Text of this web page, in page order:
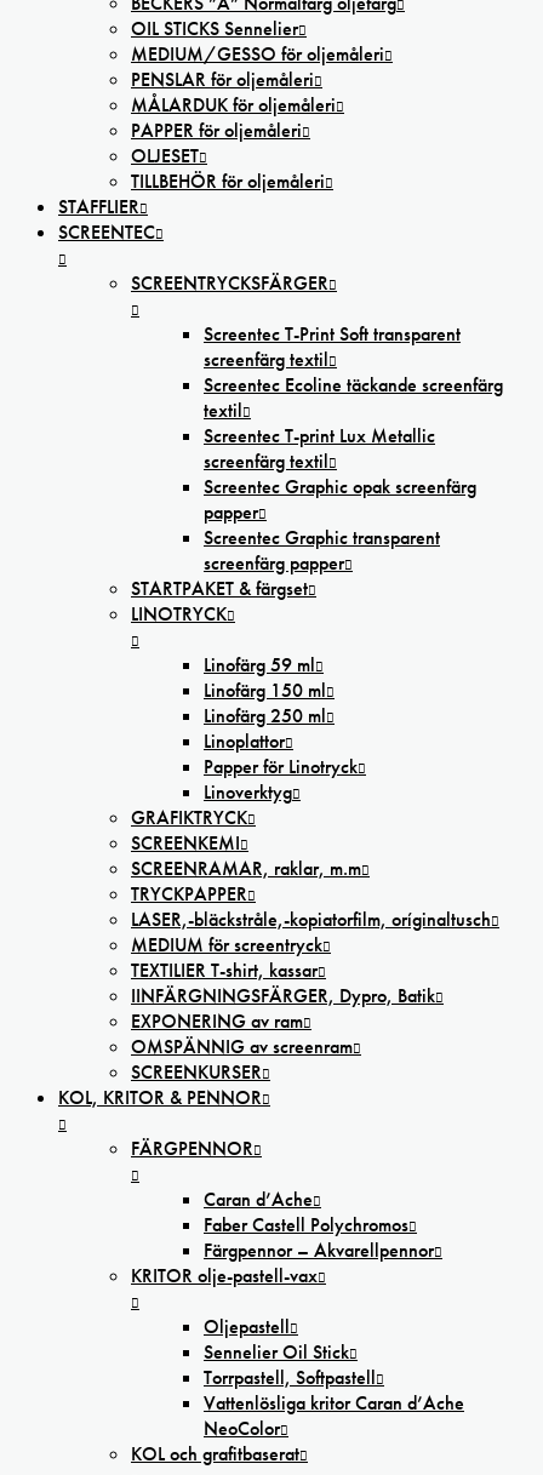
OIL STICKS Sennelier
MEDIUM/GESSO för oljemåleri
PENSLAR för oljemåleri
MÅLARDUK för oljemåleri
PAPPER för oljemåleri
OLJESET
TILLBEHÖR för oljemåleri
STAFFLIER
SCREENTEC
SCREENTRYCKSFÄRGER
Screentec T-Print Soft transparent
screenfärg textil
Screentec Ecoline täckande screenfärg
textil
Screentec T-print Lux Metallic
screenfärg textil
Screentec Graphic opak screenfärg
papper
Screentec Graphic transparent
screenfärg papper
STARTPAKET & färgset
LINOTRYCK
Linofärg 59 ml
Linofärg 150 ml
Linofärg 250 ml
Linoplattor
Papper för Linotryck
Linoverktyg
GRAFIKTRYCK
SCREENKEMI
SCREENRAMAR, raklar, m.m
TRYCKPAPPER
LASER,-bläckstråle,-kopiatorfilm, oríginaltusch
MEDIUM för screentryck
TEXTILIER T-shirt, kassar
IINFÄRGNINGSFÄRGER, Dypro, Batik
EXPONERING av ram
OMSPÄNNIG av screenram
SCREENKURSER
KOL, KRITOR & PENNOR
FÄRGPENNOR
Caran d’Ache
Faber Castell Polychromos
Färgpennor – Akvarellpennor
KRITOR olje-pastell-vax
Oljepastell
Sennelier Oil Stick
Torrpastell, Softpastell
Vattenlösliga kritor Caran d’Ache
NeoColor
KOL och grafitbaserat